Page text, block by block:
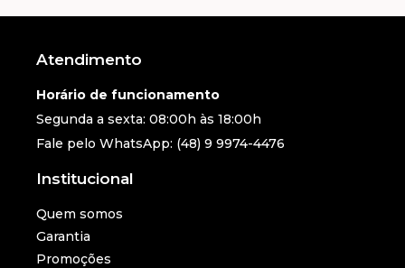
Atendimento
Horário de funcionamento
Segunda a sexta: 08:00h às 18:00h
Fale pelo WhatsApp: (48) 9 9974-4476
Institucional
Quem somos
Garantia
Promoções